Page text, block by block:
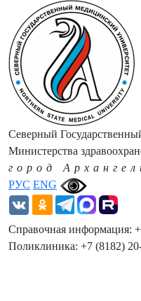
РУС ENG
Северный
Министерства
город
Справочная информация:
Поликлиника: +7 (8182)